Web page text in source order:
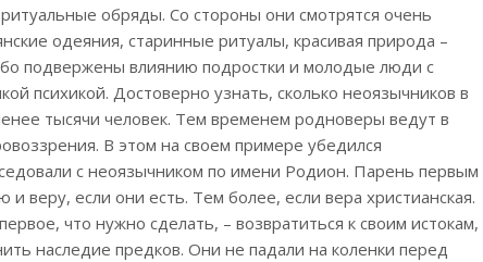
обряды. Со стороны они смотрятся очень
одеяния, старинные ритуалы, красивая природа –
подвержены влиянию подростки и молодые люди с
психикой. Достоверно узнать, сколько неоязычников в
тысячи человек. Тем временем родноверы ведут в
В этом на своем примере убедился
с неоязычником по имени Родион. Парень первым
веру, если они есть. Тем более, если вера христианская.
что нужно сделать, – возвратиться к своим истокам,
наследие предков. Они не падали на коленки перед